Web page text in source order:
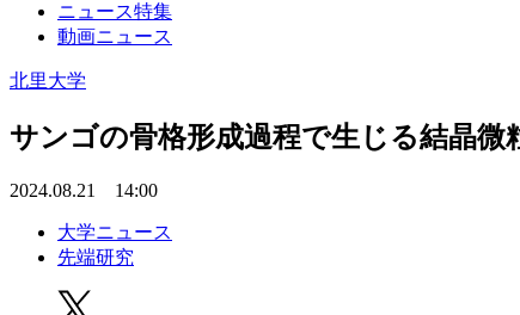
ニュース特集
動画ニュース
北里大学
サンゴの骨格形成過程で生じる結晶
2024.08.21 14:00
大学ニュース
先端研究